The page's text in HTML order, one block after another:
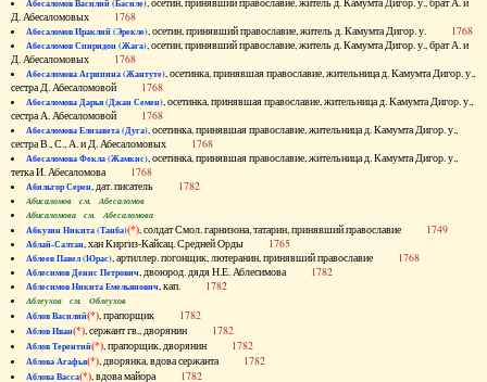
Абесаломов Василий (Басиле), осетин, принявший православие, житель д. Камумта Дигор. у., брат А. и
Д. Абесаломовых 1768
Абесаломов Ираклий (Эрекле), осетин, принявший православие, житель д. Камумта Дигор. у. 1768
Абесаломов Спиридон (Жага), осетин, принявший православие, житель д. Камумта Дигор. у., брат А. и
Д. Абесаломовых 1768
Абесаломова Агрипина (Жантуте), осетинка, принявшая православие, жительница д. Камумта Дигор. у.,
сестра Д. Абесаломовой 1768
Абесаломова Дарья (Джан Семен), осетинка, принявшая православие, жительница д. Камумта Дигор. у.,
сестра А. Абесаломовой 1768
Абесаломова Елизавета (Дуга), осетинка, принявшая православие, жительница д. Камумта Дигор. у.,
сестра В., С., А. и Д. Абесаломовых 1768
Абесаломова Фекла (Жамкис), осетинка, принявшая православие, жительница д. Камумта Дигор. у.,
тетка И. Абесаломова 1768
Абильгор Серен, дат. писатель 1782
Абисаломов см. Абесаломов
Абисаломова см. Абесаломова
Абкузин Никита (Танба)(*), солдат Смол. гарнизона, татарин, принявший православие 1749
Аблай-Салтан, хан Киргиз-Кайсац. Средней Орды 1765
Аблеев Павел (Юрас), артиллер. погонщик, лютеранин, принявший православие 1768
Аблесимов Денис Петрович, двоюрод. дядя Н.Е. Аблесимова 1782
Аблесимов Никита Емельянович, кап. 1782
Аблеухов см. Облеухов
Аблов Василий(*), прапорщик 1782
Аблов Иван(*), сержант гв., дворянин 1782
Аблов Терентий(*), прапорщик, дворянин 1782
Аблова Агафья(*), дворянка, вдова сержанта 1782
Аблова Васса(*), вдова майора 1782